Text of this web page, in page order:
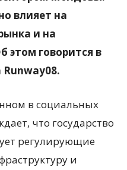
влияет на
и на
этом говорится в
в социальных
что государство
регулирующие
и